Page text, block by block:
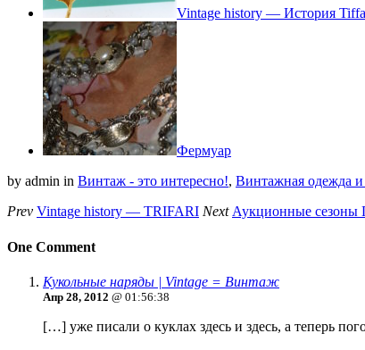
Vintage history — История
Фермуар
by admin in Винтаж - это интересно!, Винтажная одежда и
Prev Vintage history — TRIFARI Next Аукционные сезоны
One Comment
Кукольные наряды | Vintage = Винтаж
Апр 28, 2012 @ 01:56:38
[…] уже писали о куклах здесь и здесь, а теперь